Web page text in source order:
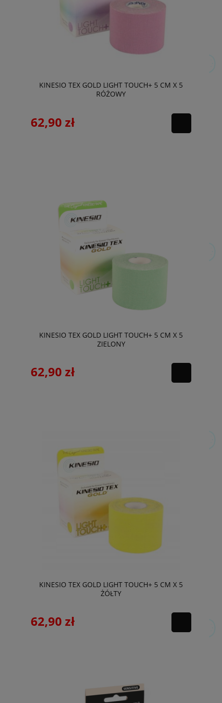
KINESIO TEX GOLD LIGHT TOUCH+ 5 CM X 5
RÓŻOWY
62,90 zł
KINESIO TEX GOLD LIGHT TOUCH+ 5 CM X 5
ZIELONY
62,90 zł
KINESIO TEX GOLD LIGHT TOUCH+ 5 CM X 5
ŻÓŁTY
62,90 zł